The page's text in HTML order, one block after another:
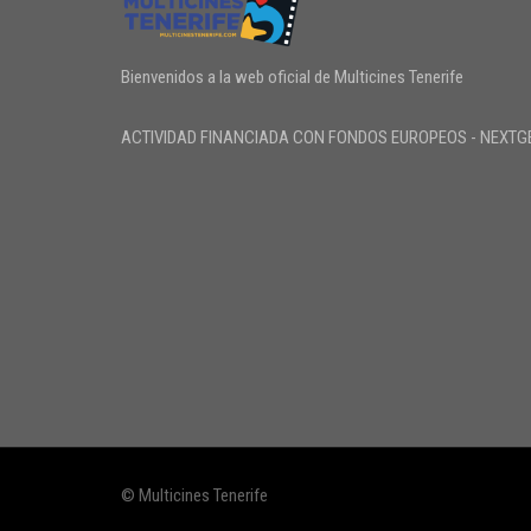
Bienvenidos a la web oficial de Multicines Tenerife
ACTIVIDAD FINANCIADA CON FONDOS EUROPEOS -
© Multicines Tenerife